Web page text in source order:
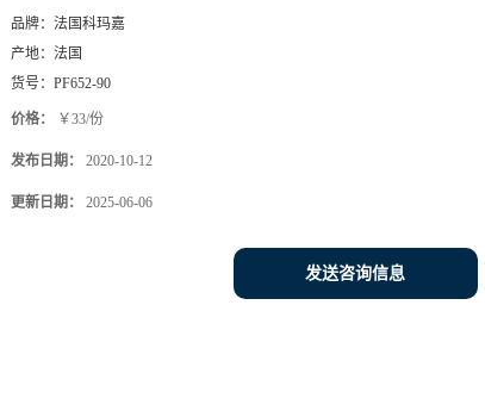
品牌： 法国科玛嘉
产地： 法国
货号： PF652-90
价格： ￥33/份
发布日期： 2020-10-12
更新日期： 2025-06-06
发送咨询信息